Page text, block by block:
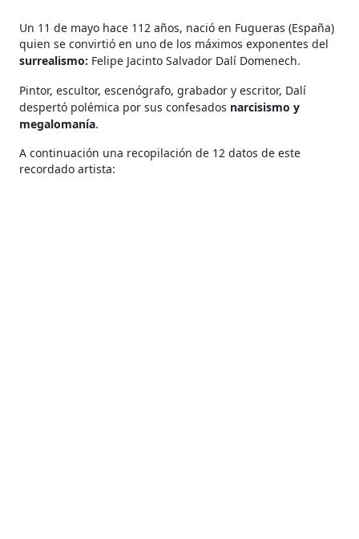
Un 11 de mayo hace 112 años, nació en Fugueras (España)
quien se convirtió en uno de los máximos exponentes del
surrealismo: Felipe Jacinto Salvador Dalí Domenech.
Pintor, escultor, escenógrafo, grabador y escritor, Dalí
despertó polémica por sus confesados narcisismo y
megalomanía.
A continuación una recopilación de 12 datos de este
recordado artista: